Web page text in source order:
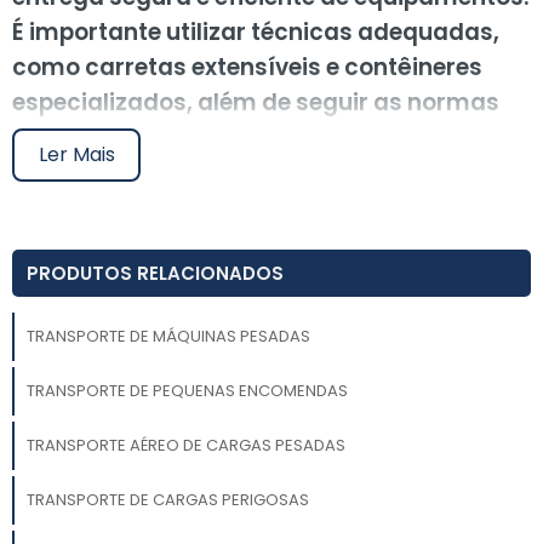
É importante utilizar técnicas adequadas,
como carretas extensíveis e contêineres
especializados, além de seguir as normas
do CONTRAN e regulamentações
internacionais. A escolha de um parceiro
é crucial para garantir a segurança no
transporte. O Soluções Industriais conecta
você a parceiros qualificados para atender
suas necessidades de transporte de
máquinas pesadas.
O transporte de máquinas pesadas é fundamental
para diversos setores industriais e comerciais que
dependem de equipamentos robustos para suas
operações. Ao escolher o serviço adequado, é
Ler Mais
PRODUTOS RELACIONADOS
TRANSPORTE DE MÁQUINAS PESADAS
TRANSPORTE DE PEQUENAS ENCOMENDAS
TRANSPORTE AÉREO DE CARGAS PESADAS
TRANSPORTE DE CARGAS PERIGOSAS